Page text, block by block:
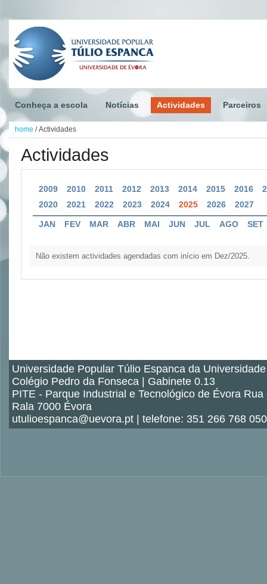
Conheça a escola Notícias Actividades Parceiros
home / Actividades
Actividades
2009 2010 2011 2012 2013 2014 2015 2016
2020
2021 2022 2023 2024 2025 2026 2027
JAN FEV MAR ABR MAI JUN JUL AGO SET
Não existem actividades agendadas com início em Dez/2025.
Universidade Popular Túlio Espanca da
Colégio Pedro da Fonseca | Gabinete 0.13
PITE - Parque Industrial e Tecnológico de Évora Rua
Rala 7000 Évora
utulioespanca@uevora.pt | telefone: 351 266 768 050